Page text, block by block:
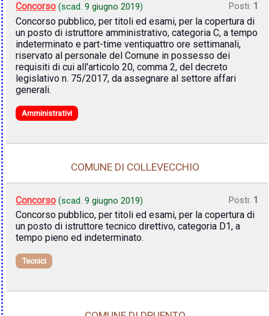
Concorso (scad. 9 giugno 2019) Posti: 1
Concorso pubblico, per titoli ed esami, per la copertura di
un posto di istruttore amministrativo, categoria C, a tempo
indeterminato e part-time ventiquattro ore settimanali,
riservato al personale del Comune in possesso dei
requisiti di cui all'articolo 20, comma 2, del decreto
legislativo n. 75/2017, da assegnare al settore affari
generali.
Amministrativi
COMUNE DI COLLEVECCHIO
Concorso (scad. 9 giugno 2019) Posti: 1
Concorso pubblico, per titoli ed esami, per la copertura di
un posto di istruttore tecnico direttivo, categoria D1, a
tempo pieno ed indeterminato.
Tecnici